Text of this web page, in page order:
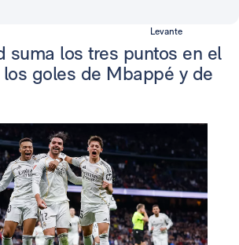
Levante
suma los tres puntos en el
goles de Mbappé y de